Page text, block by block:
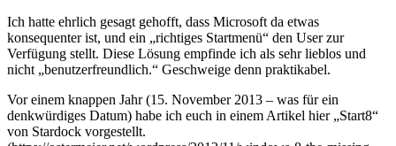
Ich hatte ehrlich gesagt gehofft, dass Microsoft da etwas
konsequenter ist, und ein „richtiges Startmenü“ den User zur
Verfügung stellt. Diese Lösung empfinde ich als sehr lieblos und
nicht „benutzerfreundlich.“ Geschweige denn praktikabel.
Vor einem knappen Jahr (15. November 2013 – was für ein
denkwürdiges Datum) habe ich euch in einem Artikel hier „Start8“
von Stardock vorgestellt.